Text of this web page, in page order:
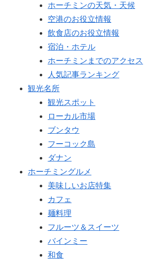
ホーチミンの天気・天候
空港のお役立情報
飲食店のお役立情報
宿泊・ホテル
ホーチミンまでのアクセス
人気記事ランキング
観光名所
観光スポット
ローカル市場
ブンタウ
フーコック島
ダナン
ホーチミングルメ
美味しいお店特集
カフェ
麺料理
フルーツ＆スイーツ
バインミー
和食